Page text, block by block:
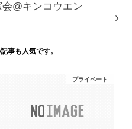
@キンコウエン
事も人気です。
プライベート